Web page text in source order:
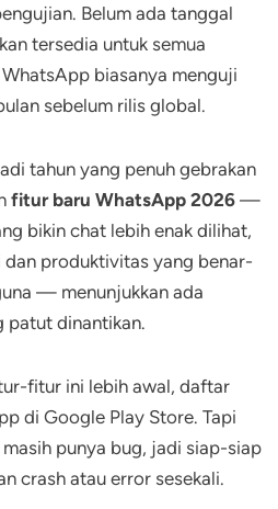
Belum ada tanggal
tersedia untuk semua
biasanya menguji
sebelum rilis global.
tahun yang penuh gebrakan
fitur baru WhatsApp 2026 —
bikin chat lebih enak dilihat,
produktivitas yang benar-
— menunjukkan ada
patut dinantikan.
fitur ini lebih awal, daftar
di Google Play Store. Tapi
punya bug, jadi siap-siap
crash atau error sesekali.